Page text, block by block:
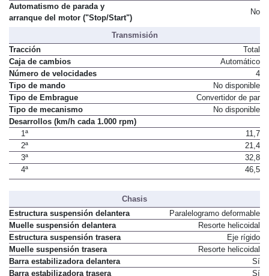
Automatismo de parada y
arranque del motor ("Stop/Start")
No
Transmisión
Tracción
Total
Caja de cambios
Automático
Número de velocidades
4
Tipo de mando
No disponible
Tipo de Embrague
Convertidor de par
Tipo de mecanismo
No disponible
Desarrollos (km/h cada 1.000 rpm)
1ª
11,7
2ª
21,4
3ª
32,8
4ª
46,5
Chasis
Estructura suspensión delantera
Paralelogramo deformable
Muelle suspensión delantera
Resorte helicoidal
Estructura suspensión trasera
Eje rígido
Muelle suspensión trasera
Resorte helicoidal
Barra estabilizadora delantera
Sí
Barra estabilizadora trasera
Sí